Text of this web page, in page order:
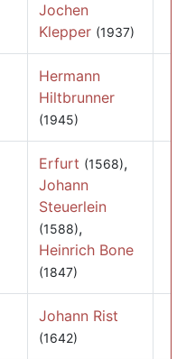
Jochen
Klepper (1937)
Hermann
Hiltbrunner
(1945)
Erfurt (1568),
Johann
Steuerlein
(1588),
Heinrich Bone
(1847)
Johann Rist
(1642)